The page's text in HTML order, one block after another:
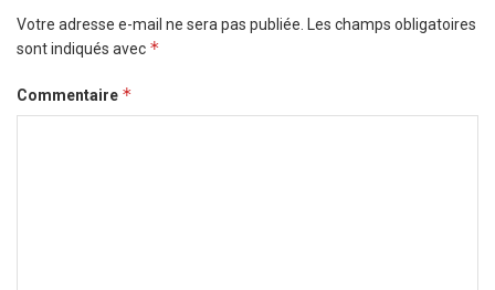
Votre adresse e-mail ne sera pas publiée. Les champs obligatoires
sont indiqués avec *
Commentaire *